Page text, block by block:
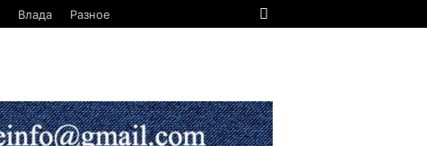
Влада Разное